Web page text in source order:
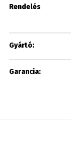
Rendelés
Gyártó:
Garancia: